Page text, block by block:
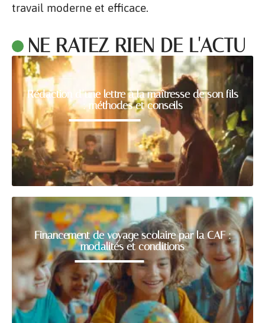
travail moderne et efficace.
NE RATEZ RIEN DE L'ACTU
Rédaction d’une lettre à la maîtresse de son fils
: méthodes et conseils
Financement de voyage scolaire par la CAF :
modalités et conditions